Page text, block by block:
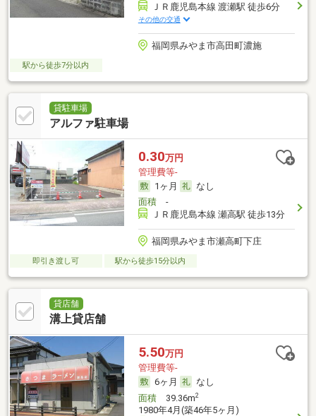
ＪＲ鹿児島本線 渡瀬駅 徒歩6分
その他の交通
福岡県みやま市高田町濃施
駅から徒歩7分以内
貸駐車場
アルファ駐車場
0.30万円
管理費等-
1ヶ月
なし
面積-
ＪＲ鹿児島本線 瀬高駅 徒歩13分
福岡県みやま市瀬高町下庄
即引き渡し可 駅から徒歩15分以内
貸店舗
溝上貸店舗
5.50万円
管理費等-
6ヶ月
なし
面積39.36m2
1980年4月(築46年5ヶ月)